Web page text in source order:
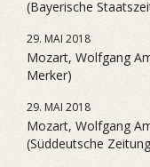
(Bayerische
29. MAI 2018
Mozart, Wolfgang
Merker)
29. MAI 2018
Mozart, Wolfgang
(Süddeutsche